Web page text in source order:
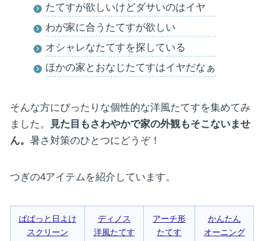
たてすが欲しいけどダサいのはイヤ
わが家に合うたてすが欲しい
オシャレなたてすを探している
ほかの家とおなじたてすはイヤだなぁ
そんな方にぴったりな個性的な洋風たてすを集めてみ
ました。
見た目もさわやかで家の外観もそこないませ
ん。 暑さ対策のひとつにどうぞ！
つぎの4アイテムを紹介しています。
ぱぱっと日よけ
スクリーン
ディノス
洋風たてす
アーチ形
たてす
かんたん
オーニング